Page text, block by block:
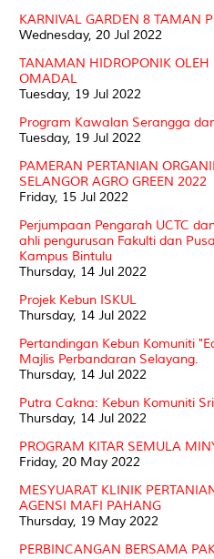
KARNIVAL GARDEN 8 TAMAN
Wednesday, 20 Jul 2022
TANAMAN HIDROPONIK OLEH
OMADAL
Tuesday, 19 Jul 2022
Program Kawalan Serangga
Tuesday, 19 Jul 2022
PAMERAN PERTANIAN
SELANGOR AGRO GREEN 2022
Friday, 15 Jul 2022
Perjumpaan Pengarah UCTC
ahli pengurusan Fakulti dan
Kampus Bintulu
Thursday, 14 Jul 2022
Projek Kebun ISKUL
Thursday, 14 Jul 2022
Pertandingan Kebun Komuniti
Majlis Perbandaran Selayang.
Thursday, 14 Jul 2022
Putra Cakna: Kebun Komuniti
Thursday, 14 Jul 2022
PROGRAM KITAR SEMULA
Friday, 20 May 2022
MESYUARAT KLINIK
AGENSI MAFI PAHANG
Thursday, 19 May 2022
PERBINCANGAN BERSAMA